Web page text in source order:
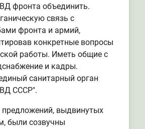
фронта объединить.
связь с
фронта и армий,
конкретные вопросы
работы. Иметь общие с
и кадры.
санитарный орган
СССР".
выдвинутых
были созвучны